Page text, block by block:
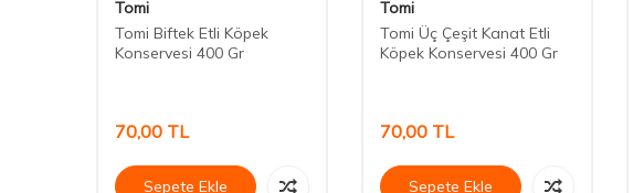
Tomi
Tomi Biftek Etli Köpek
Konservesi 400 Gr
70,00 TL
Sepete Ekle
Tomi
Tomi Üç Çeşit Kanat Etli
Köpek Konservesi 400 Gr
70,00 TL
Sepete Ekle